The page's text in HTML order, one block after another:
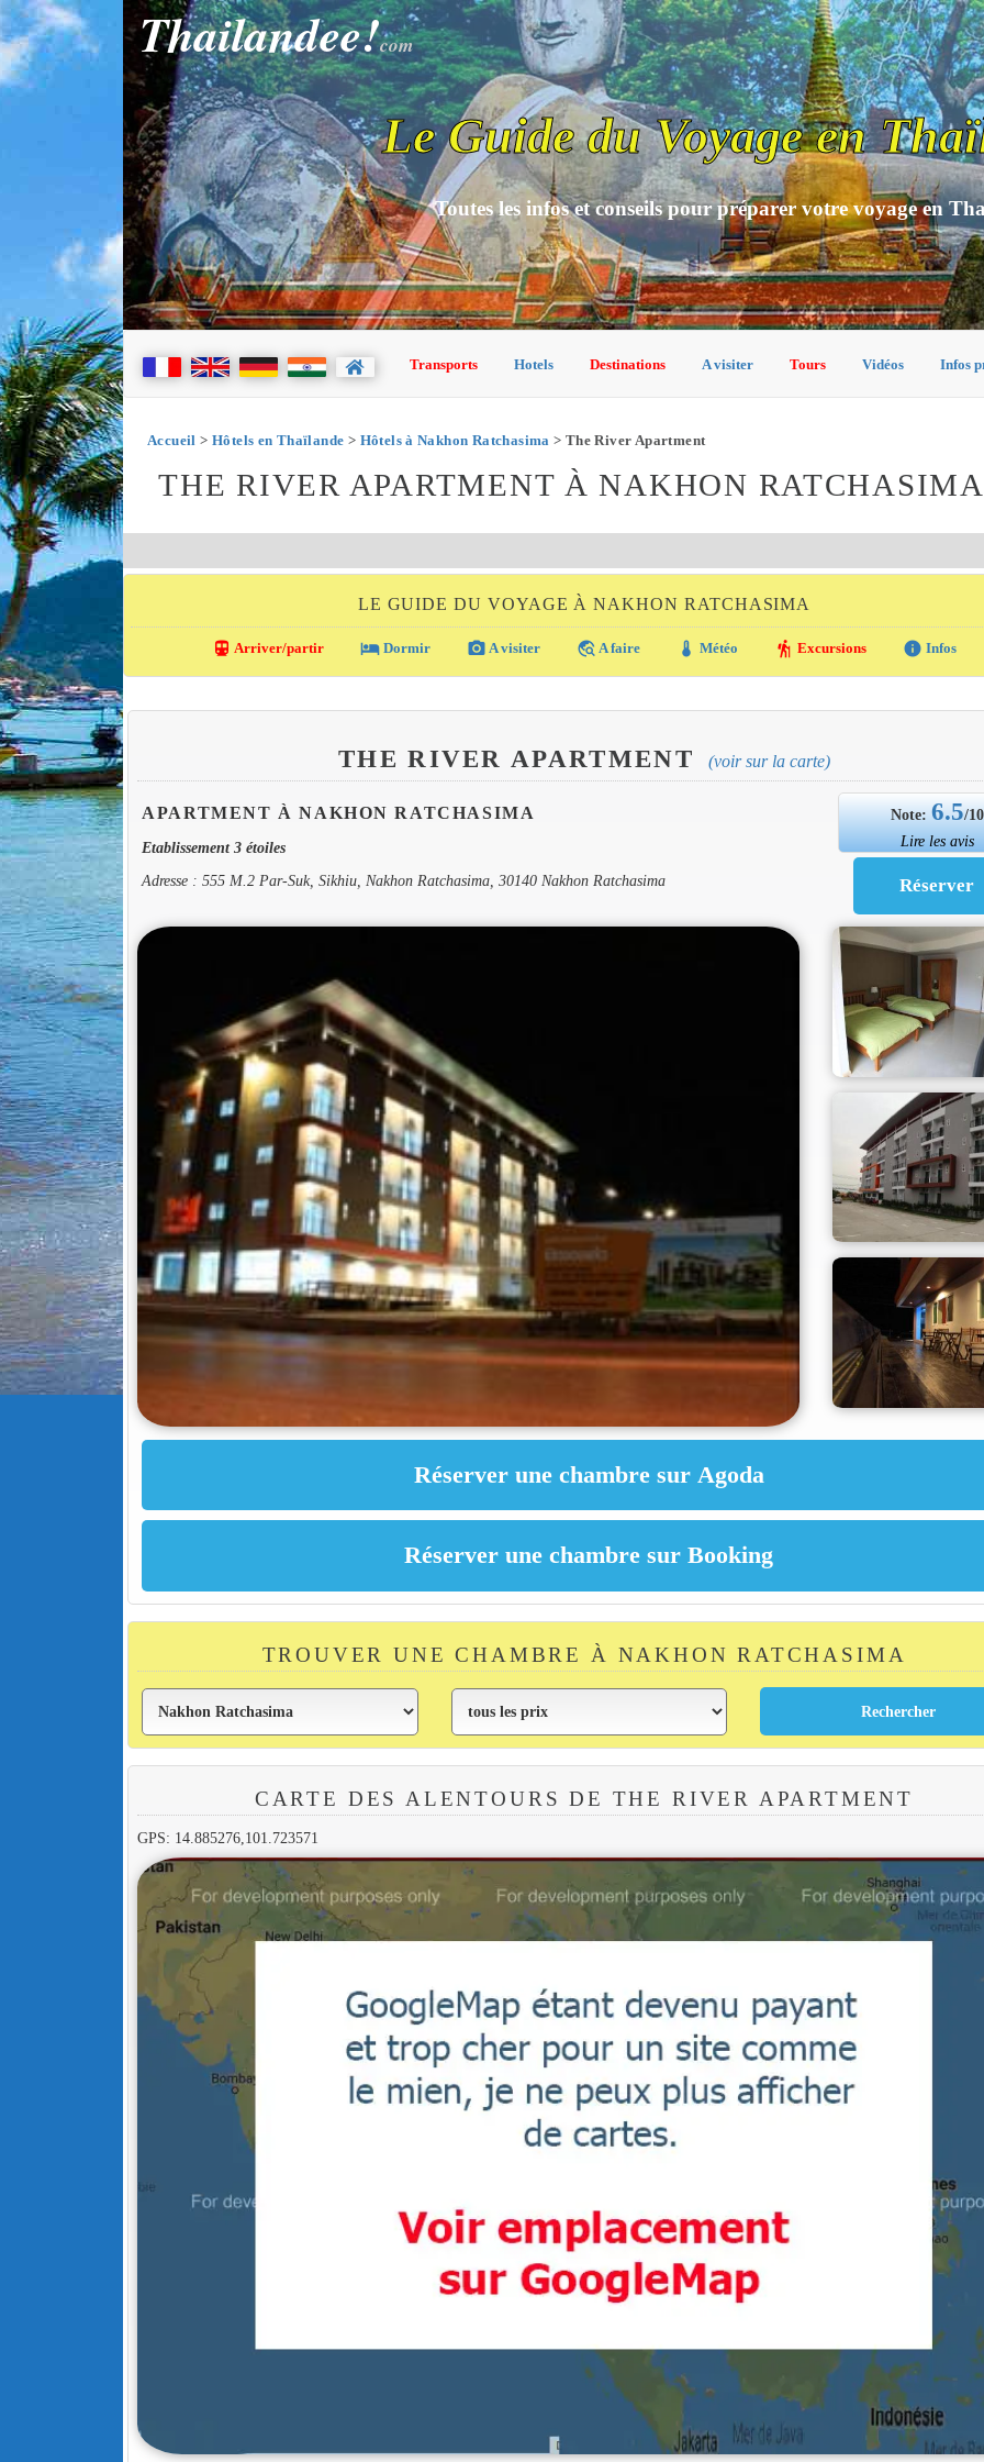
Thailandee!com
Le Guide du Voyage en
Toutes les infos et conseils pour préparer votre voyage en
Transports Hotels Destinations A visiter Tours Vidéos Infos
Accueil > Hôtels en Thaïlande > Hôtels à Nakhon Ratchasima > The River Apartment
THE RIVER APARTMENT À NAKHON RATCHASIMA
LE GUIDE DU VOYAGE À NAKHON RATCHASIMA
directions_transit Arriver/partir local_hotel Dormir photo_camera A visiter travel_explore A faire thermostat Météo hiking Excursions info Infos
THE RIVER APARTMENT (voir sur la carte)
APARTMENT À NAKHON RATCHASIMA
Etablissement 3 étoiles
Adresse : 555 M.2 Par-Suk, Sikhiu, Nakhon Ratchasima, 30140 Nakhon Ratchasima
Note:6.5/10
Lire les avis
TROUVER UNE CHAMBRE À NAKHON RATCHASIMA
CARTE DES ALENTOURS DE THE RIVER APARTMENT
GPS: 14.885276,101.723571